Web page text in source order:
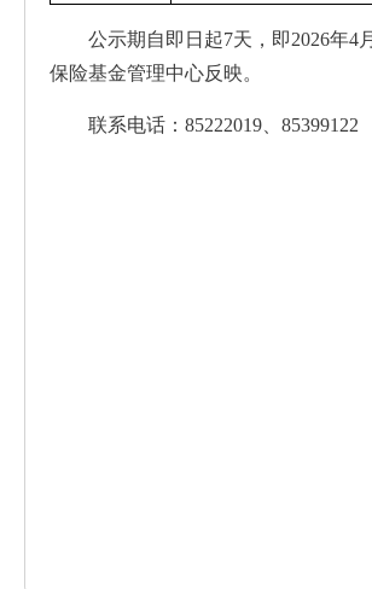
公示期自即日起7天，即2026年4
保险基金管理中心反映。
联系电话：85222019、85399122